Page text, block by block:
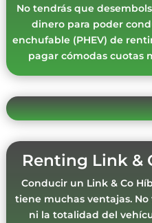
No tendrás que
dinero para poder
enchufable (PHEV) de
pagar cómodas cuotas
Renting Link &
Conducir un Link & Co
tiene muchas ventajas.
ni la totalidad del